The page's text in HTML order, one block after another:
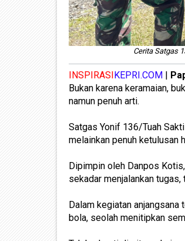
Cerita Satgas
INSPIRASIKEPRI.COM |
Bukan karena keramaian,
namun penuh arti.
Satgas Yonif 136/Tuah
melainkan penuh ketulusan
Dipimpin oleh Danpos
sekadar menjalankan
Dalam kegiatan
bola, seolah menitipkan